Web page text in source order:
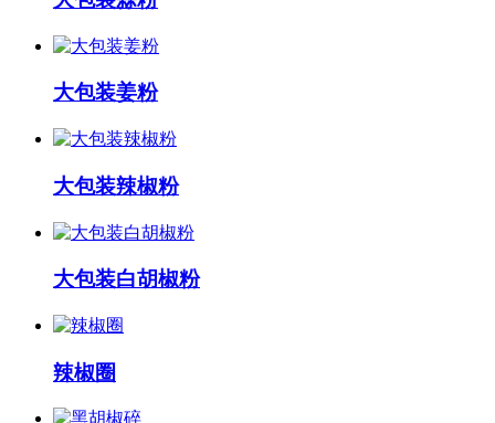
大包装姜粉
大包装辣椒粉
大包装白胡椒粉
辣椒圈